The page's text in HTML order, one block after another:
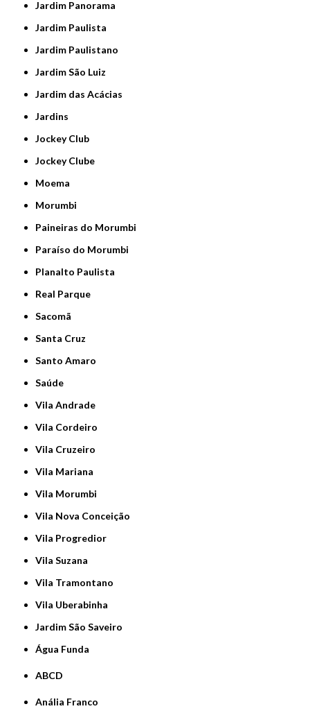
Jardim Panorama
Jardim Paulista
Jardim Paulistano
Jardim São Luiz
Jardim das Acácias
Jardins
Jockey Club
Jockey Clube
Moema
Morumbi
Paineiras do Morumbi
Paraíso do Morumbi
Planalto Paulista
Real Parque
Sacomã
Santa Cruz
Santo Amaro
Saúde
Vila Andrade
Vila Cordeiro
Vila Cruzeiro
Vila Mariana
Vila Morumbi
Vila Nova Conceição
Vila Progredior
Vila Suzana
Vila Tramontano
Vila Uberabinha
jardim São Saveiro
Água Funda
ABCD
Anália Franco